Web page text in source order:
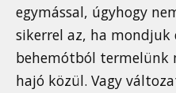
egymással, úgyhogy
sikerrel az, ha mondjuk
behemótból termelünk
hajó közül. Vagy